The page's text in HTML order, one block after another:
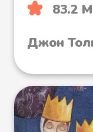
83.2 М
Джон